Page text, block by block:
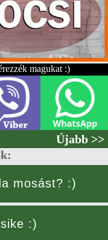
magukat :)
Újabb >>
mosást? :)
:)